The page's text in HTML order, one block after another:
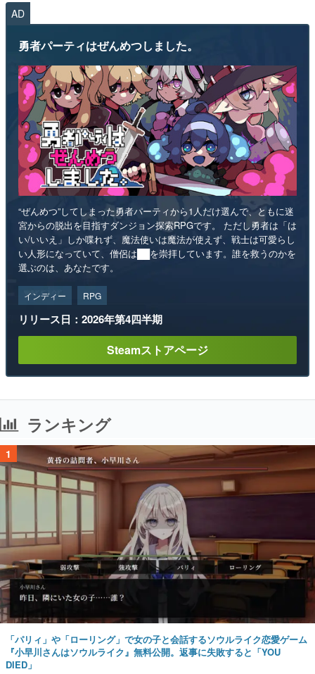
AD
勇者パーティはぜんめつしました。
“ぜんめつ”してしまった勇者パーティから1人だけ選んで、ともに迷
宮からの脱出を目指すダンジョン探索RPGです。 ただし勇者は「は
い/いいえ」しか喋れず、魔法使いは魔法が使えず、戦士は可愛らし
い人形になっていて、僧侶は██を崇拝しています。誰を救うのかを
選ぶのは、あなたです。
インディー RPG
リリース日：2026年第4四半期
Steamストアページ
ランキング
1
「パリィ」や「ローリング」で女の子と会話するソウルライク恋愛ゲーム
『小早川さんはソウルライク』無料公開。返事に失敗すると「YOU
DIED」